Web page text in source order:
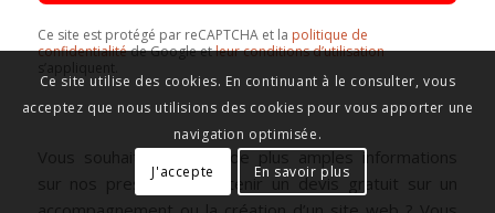
Ce site est protégé par reCAPTCHA et la politique de
confidentialitéde Google etleur conditions d’utilisation
Vous souhaitez obtenir de plus amples informations
sur nos prestations, obtenir un devis gratuit sur un
Ce site utilise des cookies. En continuant à le consulter, vous
acceptez que nous utilisions des cookies pour vous apporter une
navigation optimisée.
J'accepte
En savoir plus